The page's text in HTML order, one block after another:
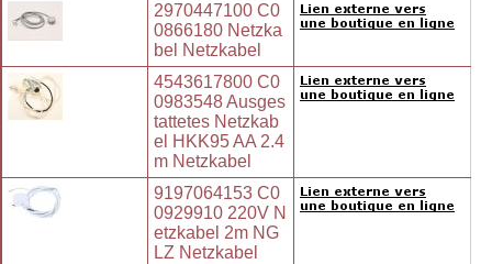
2970447100 C0
0866180 Netzka
bel Netzkabel
4543617800 C0
0983548 Ausges
tattetes Netzkab
el HKK95 AA 2.4
m Netzkabel
9197064153 C0
0929910 220V N
etzkabel 2m NG
LZ Netzkabel